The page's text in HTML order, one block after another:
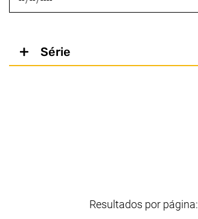
Série
Resultados por página: